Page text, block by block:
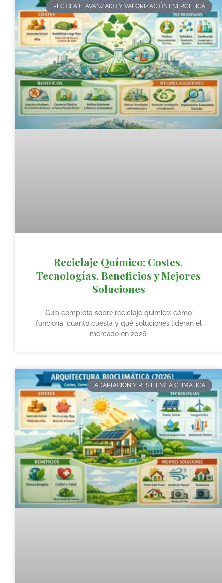
RECICLAJE AVANZADO Y VALORIZACIÓN ENERGÉTICA
Reciclaje Químico: Costes,
Tecnologías, Beneficios y Mejores
Soluciones
Guía completa sobre reciclaje químico: cómo
funciona, cuánto cuesta y qué soluciones lideran el
mercado en 2026.
ADAPTACIÓN Y RESILIENCIA CLIMÁTICA